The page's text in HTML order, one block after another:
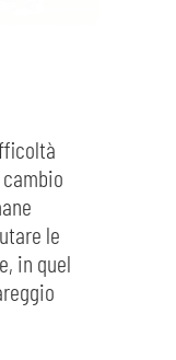
le
in quel